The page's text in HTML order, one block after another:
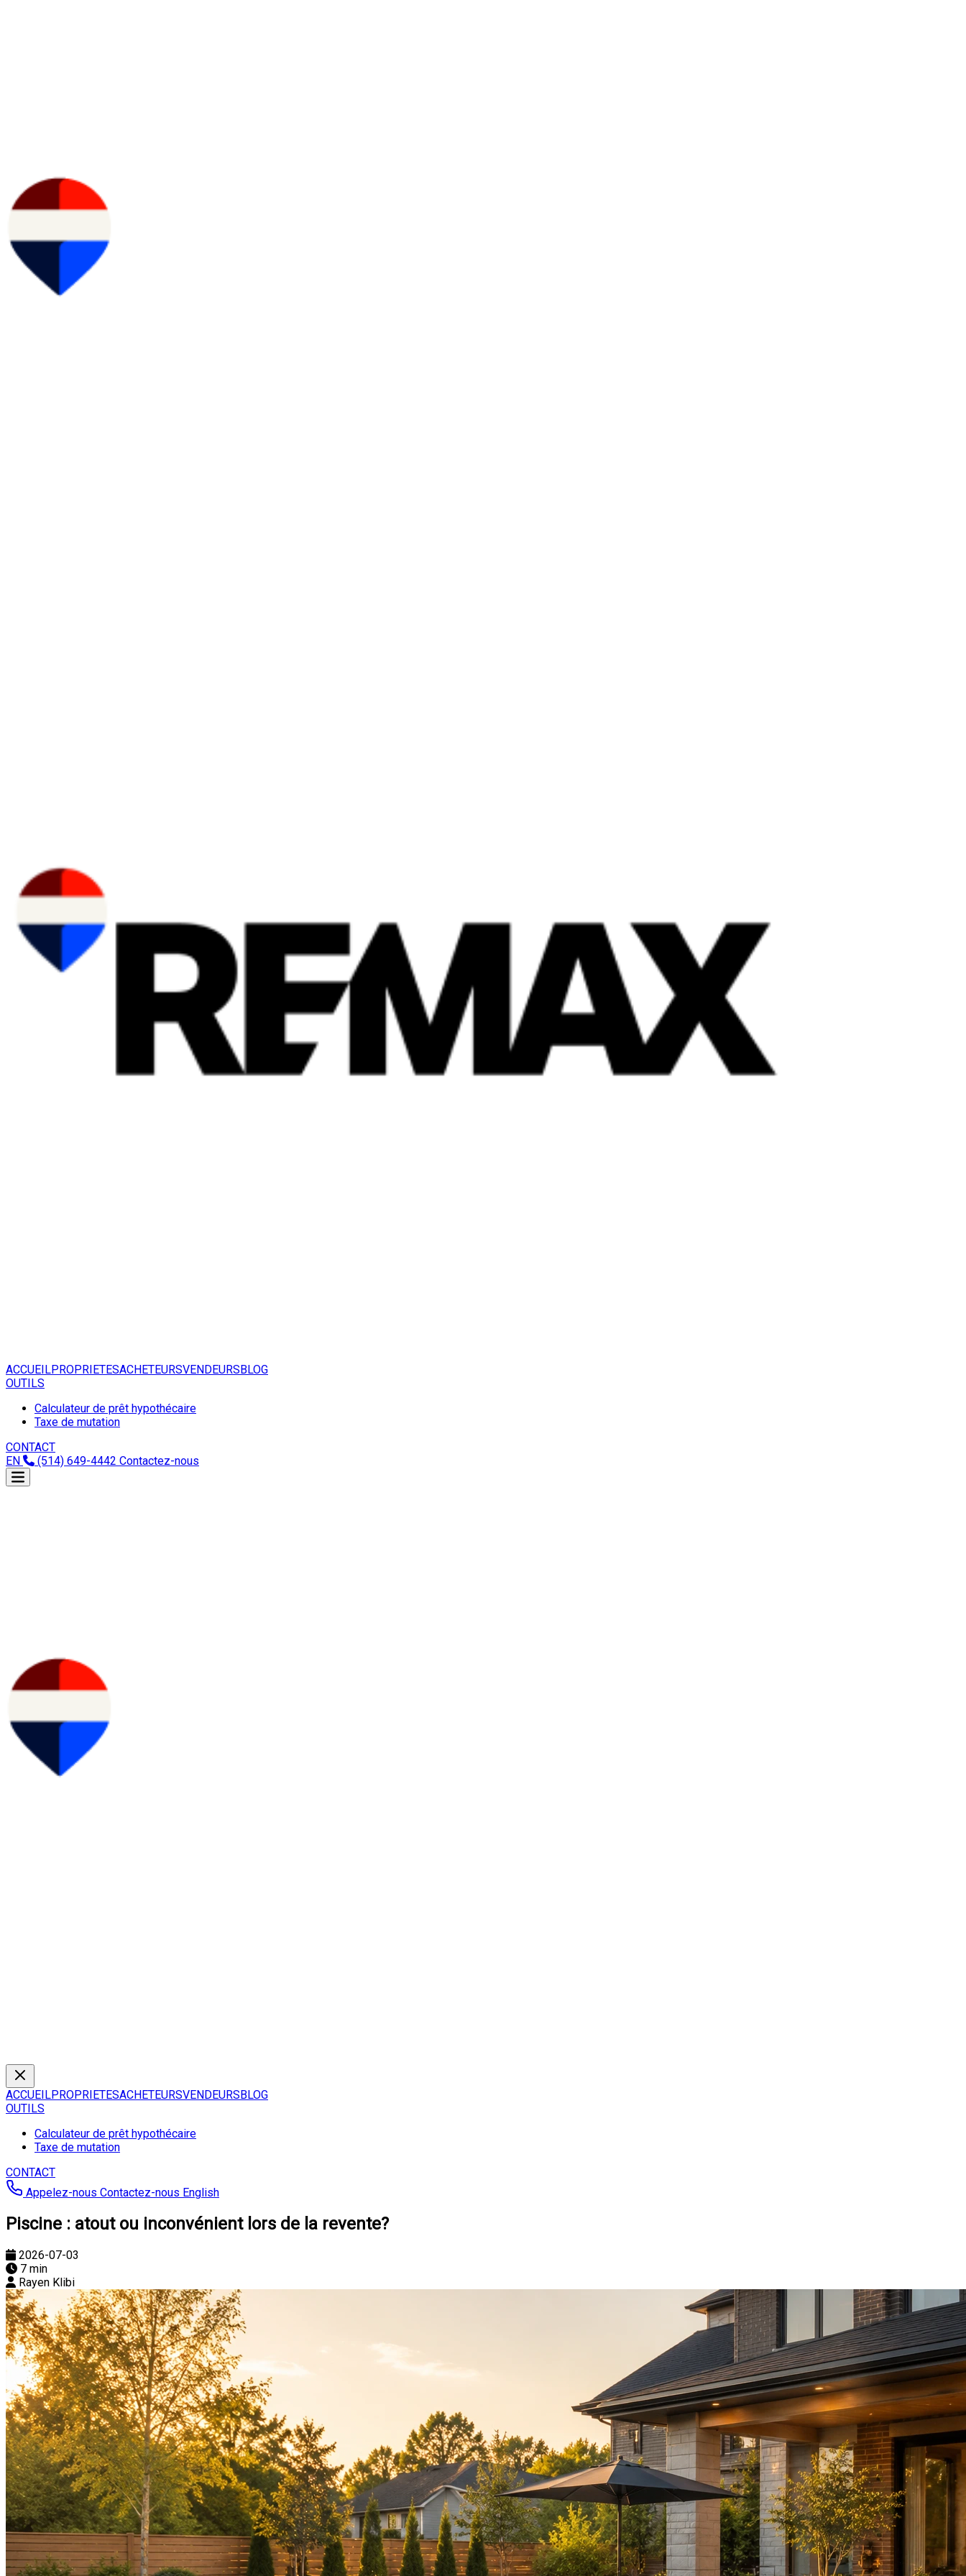
ACCUEILPROPRIETESACHETEURSVENDEURSBLOG
OUTILS
Calculateur de prêt hypothécaire
Taxe de mutation
CONTACT
EN
(514) 649-4442 Contactez-nous
ACCUEILPROPRIETESACHETEURSVENDEURSBLOG
OUTILS
Calculateur de prêt hypothécaire
Taxe de mutation
CONTACT
Appelez-nous Contactez-nous English
Piscine : atout ou inconvénient lors de la revente?
2026-07-03
7 min
Rayen Klibi